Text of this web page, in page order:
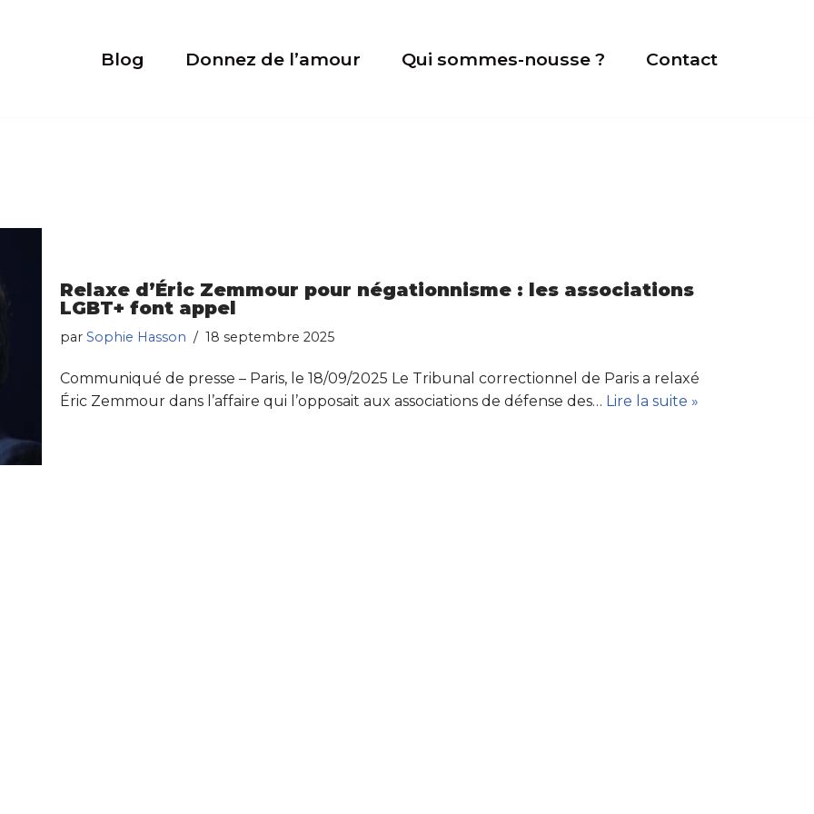
Blog Donnez de l’amour Qui sommes-nousse ? Contact
Relaxe d’Éric Zemmour pour négationnisme : les associations
LGBT+ font appel
par Sophie Hasson 18 septembre 2025
Communiqué de presse – Paris, le 18/09/2025 Le Tribunal correctionnel de Paris a relaxé
Éric Zemmour dans l’affaire qui l’opposait aux associations de défense des… Lire la suite »